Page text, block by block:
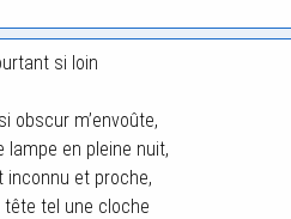
si loin
obscur m’envoûte,
lampe en pleine nuit,
inconnu et proche,
tel une cloche